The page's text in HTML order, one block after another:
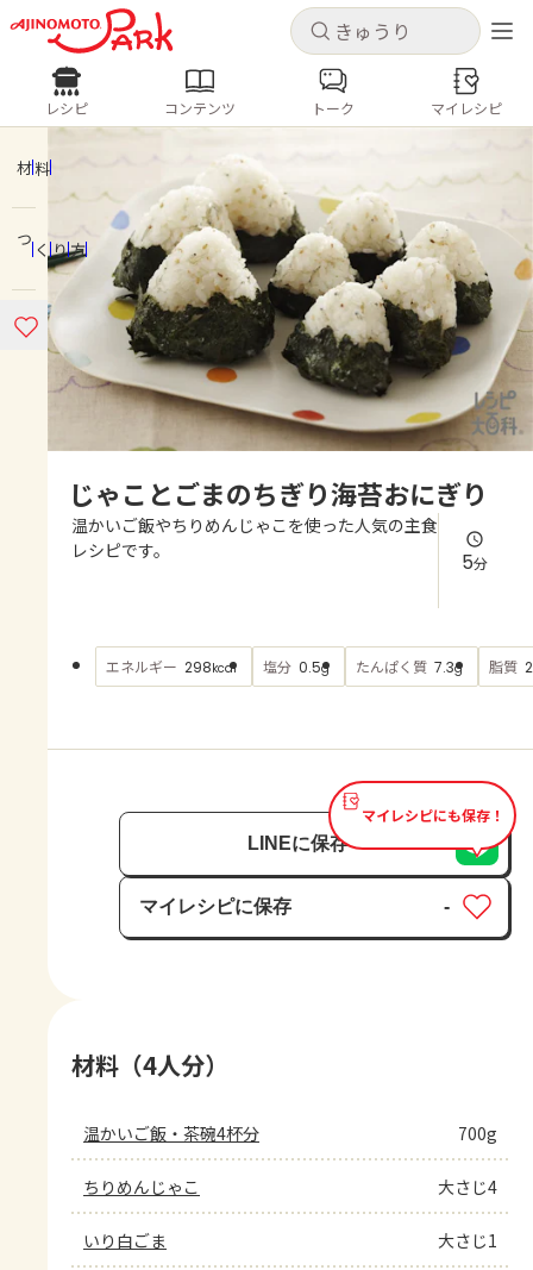
キャンセル
ログインするとレシピを保存できます
ホーム
コンテンツ
レシピ
よくあるお問い合わせ
AJINOMOTO PARK とは
キャンセル
レシピ コンテンツ
人気の食材・レシピ
きゅうり なす トマト
とうもろこし
ピーマン
みょうが ゴーヤ
レシピ コンテンツ トーク マイレシピ
材料
つくり方
じゃことごまのちぎり海苔おにぎり
温かいご飯やちりめんじゃこを使った人気の主食
レシピです。
5分
エネルギー 298kcal 塩分 0.5g たんぱく質 7.3g 脂質 2
マイレシピにも保存！
LINEに保存
マイレシピに保存
保存済み
-
材料（4人分）
温かいご飯・茶碗4杯分 700g
ちりめんじゃこ 大さじ4
いり白ごま 大さじ1